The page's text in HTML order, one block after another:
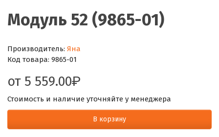
Модуль 52 (9865-01)
Производитель: Яна
Код товара: 9865-01
от 5 559.00
Стоимость и наличие уточняйте у менеджера
В корзину